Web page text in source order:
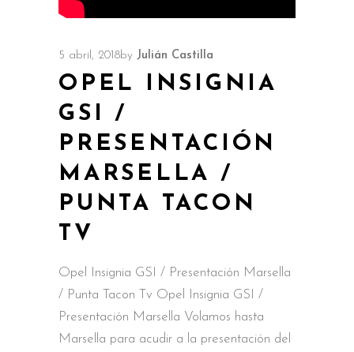
5 abril, 2018by Julián Castilla
OPEL INSIGNIA
GSI /
PRESENTACIÓN
MARSELLA /
PUNTA TACON
TV
Opel Insignia GSI / Presentación Marsella
/ Punta Tacon Tv Opel Insignia GSI /
Presentación Marsella Volamos hasta
Marsella para acudir a la presentación del